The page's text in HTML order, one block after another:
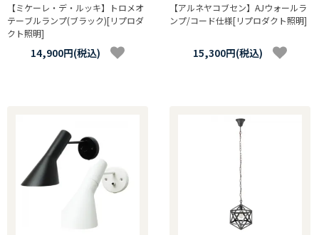
【ミケーレ・デ・ルッキ】トロメオ
テーブルランプ(ブラック)[リプロダ
クト照明]
14,900円(税込)
【アルネヤコブセン】AJウォールラ
ンプ/コード仕様[リプロダクト照明]
15,300円(税込)